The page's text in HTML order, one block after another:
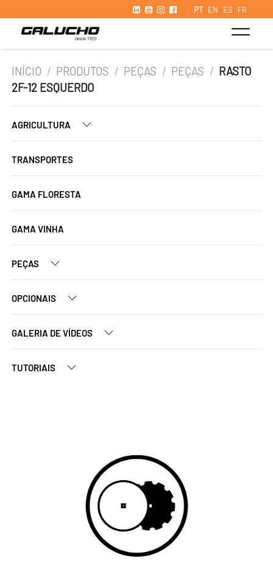
PT EN ES FR
INÍCIO / PRODUTOS / PEÇAS / PEÇAS / RASTO
2F-12 ESQUERDO
AGRICULTURA
TRANSPORTES
GAMA FLORESTA
GAMA VINHA
PEÇAS
OPCIONAIS
GALERIA DE VÍDEOS
TUTORIAIS